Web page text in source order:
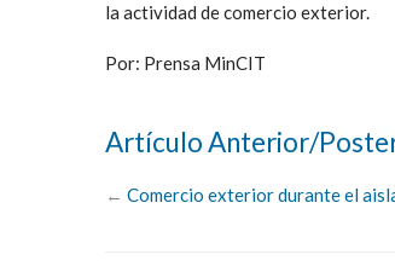
la actividad de comercio exterior.
Por: Prensa MinCIT
Artículo Anterior/
← Comercio exterior durante el